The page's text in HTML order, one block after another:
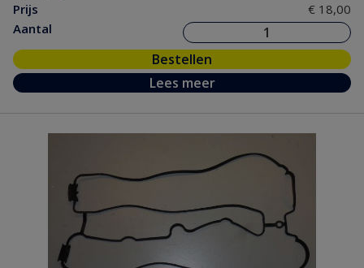
Prijs
€ 18,00
Aantal
Bestellen
Lees meer